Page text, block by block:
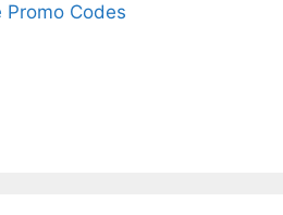
Promo Codes